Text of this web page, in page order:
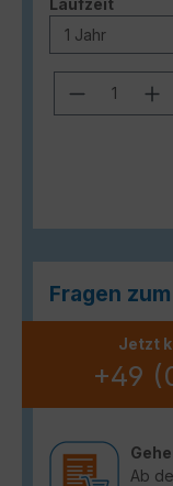
Laufzeit
Produkt
Fragen
Jetzt
+49
Ab